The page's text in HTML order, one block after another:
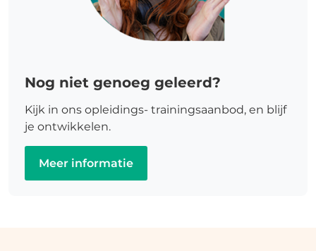
Nog niet genoeg geleerd?
Kijk in ons opleidings- trainingsaanbod, en blijf
je ontwikkelen.
Meer informatie